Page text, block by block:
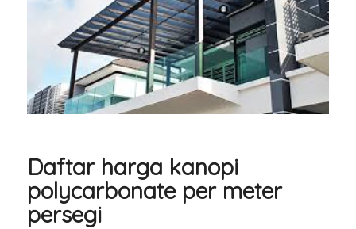
Daftar harga kanopi
polycarbonate per meter
persegi